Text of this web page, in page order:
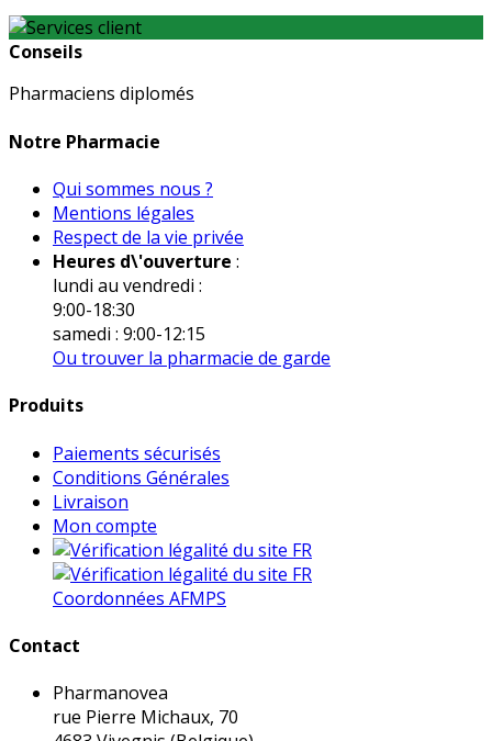
Conseils
Pharmaciens diplomés
Notre Pharmacie
Qui sommes nous ?
Mentions légales
Respect de la vie privée
Heures d\'ouverture :
lundi au vendredi :
9:00-18:30
samedi : 9:00-12:15
Ou trouver la pharmacie de garde
Produits
Paiements sécurisés
Conditions Générales
Livraison
Mon compte
Coordonnées AFMPS
Contact
Pharmanovea
rue Pierre Michaux, 70